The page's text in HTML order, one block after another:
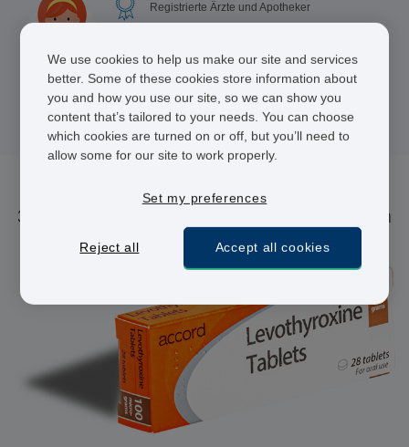
Registrierte Ärzte und Apotheker
Sichere Bezahlung
3 Medikament(e) für Schilddrüsenunterfunktion
We use cookies to help us make our site and services
better. Some of these cookies store information about
you and how you use our site, so we can show you
content that’s tailored to your needs. You can choose
which cookies are turned on or off, but you’ll need to
allow some for our site to work properly.
Set my preferences
Reject all Accept all cookies